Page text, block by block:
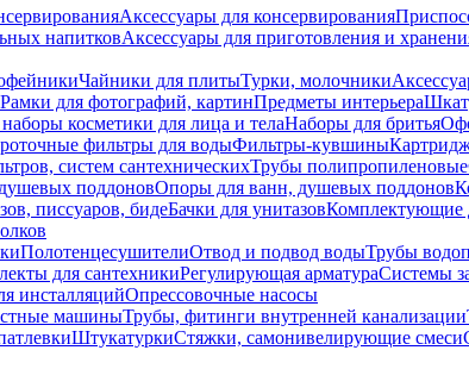
Аксессуары для консервирования
напитковАксессуары для приготовления и
Чайники для плитыТурки, молочники
Рамки для фотографий, картинПредметы интерьера
косметики для лица и телаНаборы для бритья
фильтры для водыФильтры-кувшины
систем сантехническихТрубы полипропиленовые
поддоновОпоры для ванн, душевых поддонов
писсуаров, бидеБачки для унитазовКомплектующие
ПолотенцесушителиОтвод и подвод водыТрубы
для сантехникиРегулирующая арматураСистемы
инсталляцийОпрессовочные насосы
машиныТрубы, фитинги внутренней канализации
ШтукатуркиСтяжки, самонивелирующие смеси